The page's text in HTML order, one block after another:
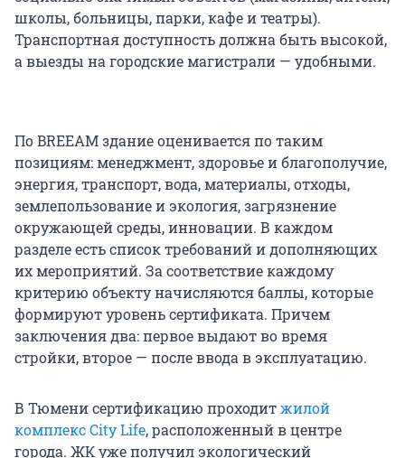
школы, больницы, парки, кафе и театры).
Транспортная доступность должна быть высокой,
а выезды на городские магистрали — удобными.
По BREEAM здание оценивается по таким
позициям: менеджмент, здоровье и благополучие,
энергия, транспорт, вода, материалы, отходы,
землепользование и экология, загрязнение
окружающей среды, инновации. В каждом
разделе есть список требований и дополняющих
их мероприятий. За соответствие каждому
критерию объекту начисляются баллы, которые
формируют уровень сертификата. Причем
заключения два: первое выдают во время
стройки, второе — после ввода в эксплуатацию.
В Тюмени сертификацию проходитжилой
комплекс City Life, расположенный в центре
города. ЖК уже получил экологический